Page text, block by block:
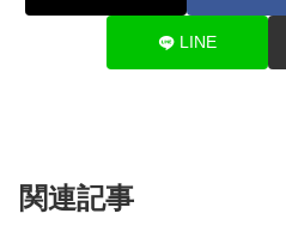
LINE
関連記事